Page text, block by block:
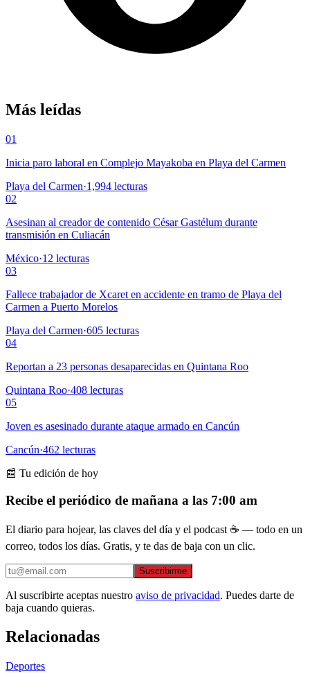
Más leídas
01
Inicia paro laboral en Complejo Mayakoba en Playa del Carmen
Playa del Carmen·1,994 lecturas
02
Asesinan al creador de contenido César Gastélum durante
transmisión en Culiacán
México·12 lecturas
03
Fallece trabajador de Xcaret en accidente en tramo de Playa del
Carmen a Puerto Morelos
Playa del Carmen·605 lecturas
04
Reportan a 23 personas desaparecidas en Quintana Roo
Quintana Roo·408 lecturas
05
Joven es asesinado durante ataque armado en Cancún
Cancún·462 lecturas
📰 Tu edición de hoy
Recibe el periódico de mañana a las 7:00 am
El diario para hojear, las claves del día y el podcast ☕ — todo en un
correo, todos los días. Gratis, y te das de baja con un clic.
Suscribirme
Al suscribirte aceptas nuestro aviso de privacidad. Puedes darte de
baja cuando quieras.
Relacionadas
Deportes